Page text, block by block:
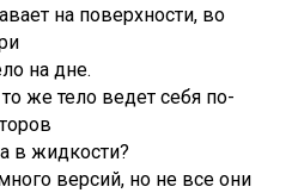
на поверхности, во
на дне.
же тело ведет себя по-
в жидкости?
версий, но не все они